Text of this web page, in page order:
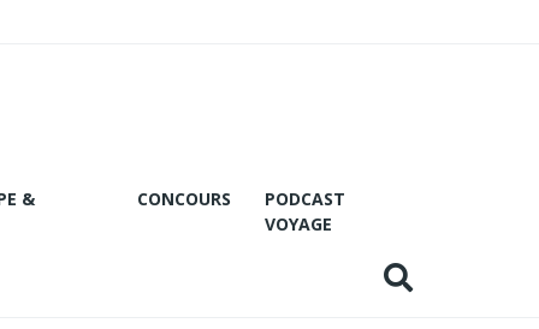
&
CONCOURS
PODCAST
VOYAGE